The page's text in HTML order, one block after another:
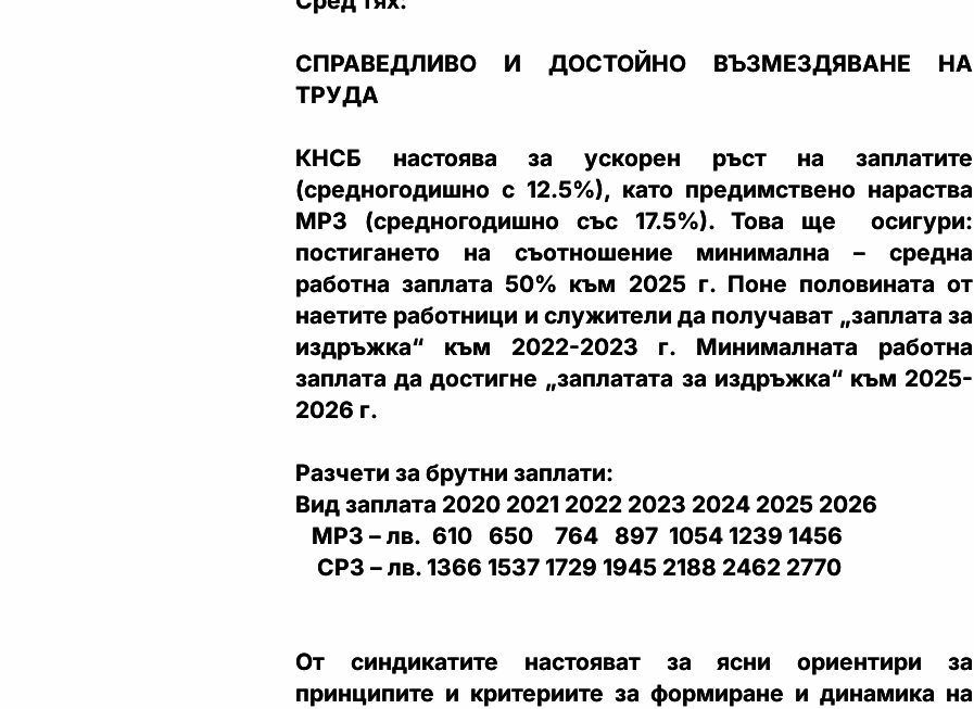
СПРАВЕДЛИВО И ДОСТОЙНО ВЪЗМЕЗДЯВАНЕ НА
ТРУДА
КНСБ настоява за ускорен ръст на заплатите
(средногодишно с 12.5%), като предимствено нараства
МРЗ (средногодишно със 17.5%). Това ще осигури:
постигането на съотношение минимална – средна
работна заплата 50% към 2025 г. Поне половината от
наетите работници и служители да получават „заплата за
издръжка“ към 2022-2023 г. Минималната работна
заплата да достигне „заплатата за издръжка“ към 2025-
2026 г.
Разчети за брутни заплати:
Вид заплата 2020 2021 2022 2023 2024 2025 2026
МРЗ – лв. 610 650 764 897 1054 1239 1456
СРЗ – лв. 1366 1537 1729 1945 2188 2462 2770
От синдикатите настояват за ясни ориентири за
принципите и критериите за формиране и динамика на